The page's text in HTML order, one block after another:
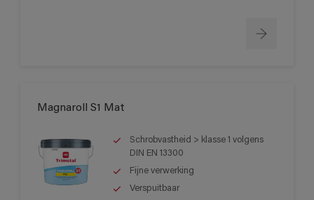
Magnaroll S1 Mat
Schrobvastheid > klasse 1 volgens
DIN EN 13300
Fijne verwerking
Verspuitbaar